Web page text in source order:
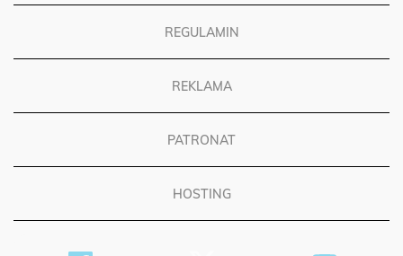
REGULAMIN
REKLAMA
PATRONAT
HOSTING